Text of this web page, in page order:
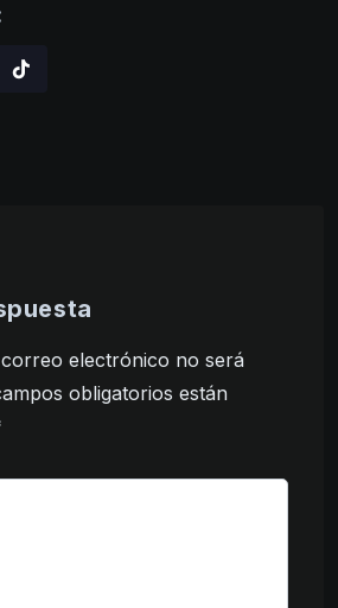
Tiktok
electrónico no será
obligatorios están